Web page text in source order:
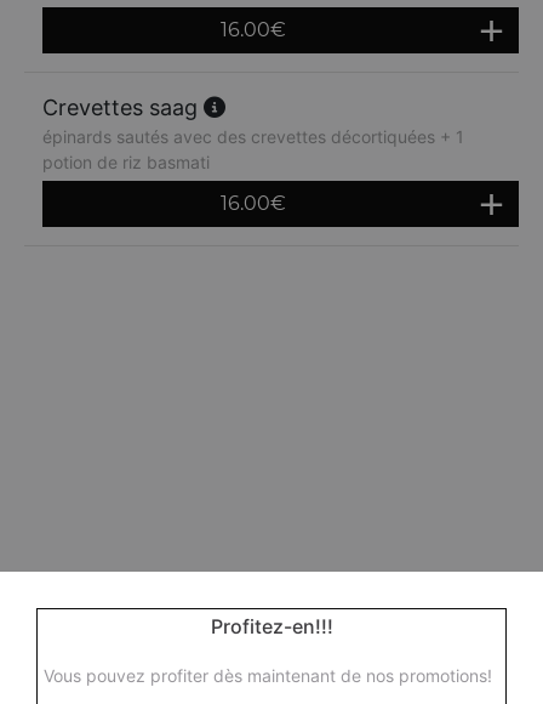
16.00€
Crevettes saag
épinards sautés avec des crevettes décortiquées + 1
potion de riz basmati
16.00€
Profitez-en!!!
Vous pouvez profiter dès maintenant de nos promotions!